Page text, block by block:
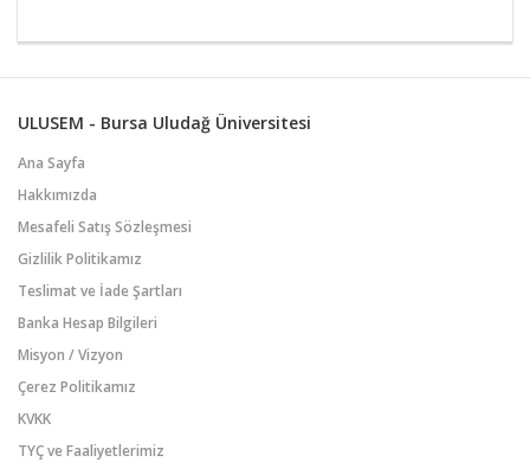
ULUSEM - Bursa Uludağ Üniversitesi
Ana Sayfa
Hakkımızda
Mesafeli Satış Sözleşmesi
Gizlilik Politikamız
Teslimat ve İade Şartları
Banka Hesap Bilgileri
Misyon / Vizyon
Çerez Politikamız
KVKK
TYÇ ve Faaliyetlerimiz